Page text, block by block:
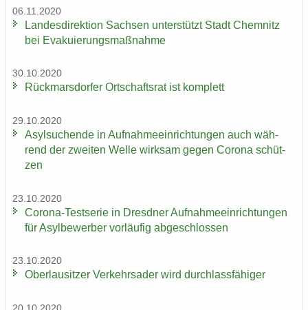
06.11.2020
Lan­des­di­rek­ti­on Sach­sen un­ter­stützt Stadt Chem­nitz
bei Eva­ku­ie­rungs­maß­nah­me
30.10.2020
Rück­mars­dor­fer Ort­schafts­rat ist kom­plett
29.10.2020
Asyl­su­chen­de in Auf­nah­me­ein­rich­tun­gen auch wäh­
rend der zwei­ten Welle wirk­sam gegen Co­ro­na schüt­
zen
23.10.2020
Corona-​Testserie in Dresd­ner Auf­nah­me­ein­rich­tun­gen
für Asyl­be­wer­ber vor­läu­fig ab­ge­schlos­sen
23.10.2020
Ober­lau­sit­zer Ver­kehrs­ader wird durch­lass­fä­hi­ger